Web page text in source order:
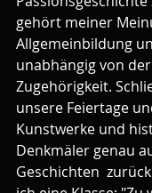
gehört meiner
Allgemeinbildung
unabhängig von
Zugehörigkeit.
unsere Feiertage
Kunstwerke und
Denkmäler genau
Geschichten